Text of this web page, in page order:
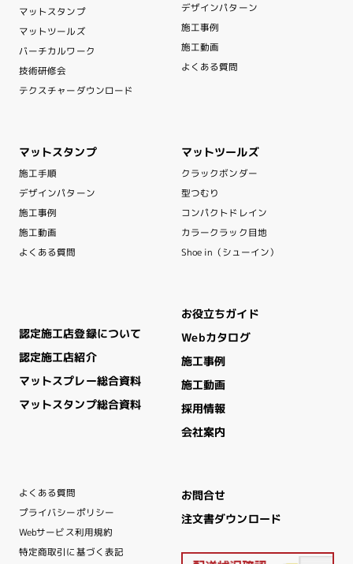
マットスタンプ
マットツールズ
バーチカルワーク
技術研修会
テクスチャーダウンロード
デザインパターン
施工事例
施工動画
よくある質問
マットスタンプ
施工手順
デザインパターン
施工事例
施工動画
よくある質問
マットツールズ
クラックボンダー
型つむり
コンパクトドレイン
カラークラック目地
Shoe in（シューイン）
認定施工店登録について
認定施工店紹介
マットスプレー総合資料
マットスタンプ総合資料
お役立ちガイド
Webカタログ
施工事例
施工動画
採用情報
会社案内
よくある質問
プライバシーポリシー
Webサービス利用規約
特定商取引に基づく表記
お問合せ
注文書ダウンロード